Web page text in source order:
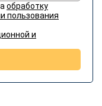
обработку
пользования
и